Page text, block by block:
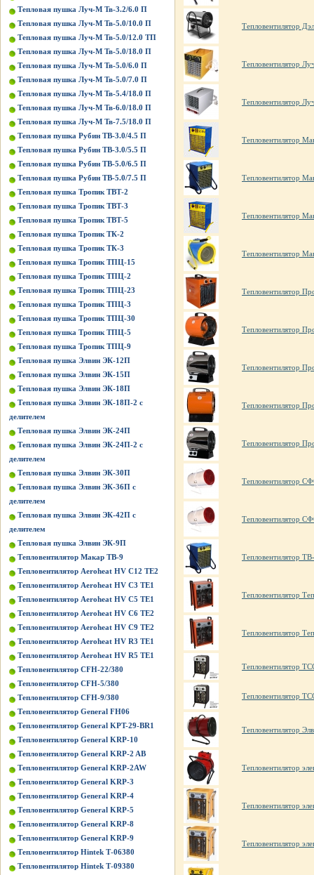
Тепловая пушка Луч-М Тв-3.2/6.0 П
Тепловая пушка Луч-М Тв-5.0/10.0 П
Тепловая пушка Луч-М Тв-5.0/12.0 ТП
Тепловая пушка Луч-М Тв-5.0/18.0 П
Тепловая пушка Луч-М Тв-5.0/6.0 П
Тепловая пушка Луч-М Тв-5.0/7.0 П
Тепловая пушка Луч-М Тв-5.4/18.0 П
Тепловая пушка Луч-М Тв-6.0/18.0 П
Тепловая пушка Луч-М Тв-7.5/18.0 П
Тепловая пушка Рубин ТВ-3.0/4.5 П
Тепловая пушка Рубин ТВ-3.0/5.5 П
Тепловая пушка Рубин ТВ-5.0/6.5 П
Тепловая пушка Рубин ТВ-5.0/7.5 П
Тепловая пушка Тропик ТВТ-2
Тепловая пушка Тропик ТВТ-3
Тепловая пушка Тропик ТВТ-5
Тепловая пушка Тропик ТК-2
Тепловая пушка Тропик ТК-3
Тепловая пушка Тропик ТПЦ-15
Тепловая пушка Тропик ТПЦ-2
Тепловая пушка Тропик ТПЦ-23
Тепловая пушка Тропик ТПЦ-3
Тепловая пушка Тропик ТПЦ-30
Тепловая пушка Тропик ТПЦ-5
Тепловая пушка Тропик ТПЦ-9
Тепловая пушка Элвин ЭК-12П
Тепловая пушка Элвин ЭК-15П
Тепловая пушка Элвин ЭК-18П
Тепловая пушка Элвин ЭК-18П-2 с
делителем
Тепловая пушка Элвин ЭК-24П
Тепловая пушка Элвин ЭК-24П-2 с
делителем
Тепловая пушка Элвин ЭК-30П
Тепловая пушка Элвин ЭК-36П с
делителем
Тепловая пушка Элвин ЭК-42П с
делителем
Тепловая пушка Элвин ЭК-9П
Тепловентилятор Макар ТВ-9
Тепловентилятор Aeroheat HV C12 TE2
Тепловентилятор Aeroheat HV C3 TE1
Тепловентилятор Aeroheat HV C5 TE1
Тепловентилятор Aeroheat HV C6 TE2
Тепловентилятор Aeroheat HV C9 TE2
Тепловентилятор Aeroheat HV R3 TE1
Тепловентилятор Aeroheat HV R5 TE1
Тепловентилятор CFH-22/380
Тепловентилятор CFH-5/380
Тепловентилятор CFH-9/380
Тепловентилятор General FH06
Тепловентилятор General KPT-29-BR1
Тепловентилятор General KRP-10
Тепловентилятор General KRP-2 AB
Тепловентилятор General KRP-2AW
Тепловентилятор General KRP-3
Тепловентилятор General KRP-4
Тепловентилятор General KRP-5
Тепловентилятор General KRP-8
Тепловентилятор General KRP-9
Тепловентилятор Hintek Т-06380
Тепловентилятор Hintek Т-09380
Тепловентилятор
Тепловентилятор
Тепловентилятор
Тепловентилятор
Тепловентилятор
Тепловентилятор
Тепловентилятор
Тепловентилятор
Тепловентилятор
Тепловентилятор
Тепловентилятор
Тепловентилятор
Тепловентилятор
Тепловентилятор
Тепловентилятор
Тепловентилятор
Тепловентилятор
Тепловентилятор
Тепловентилятор
Тепловентилятор
Тепловентилятор
Тепловентилятор
Тепловентилятор